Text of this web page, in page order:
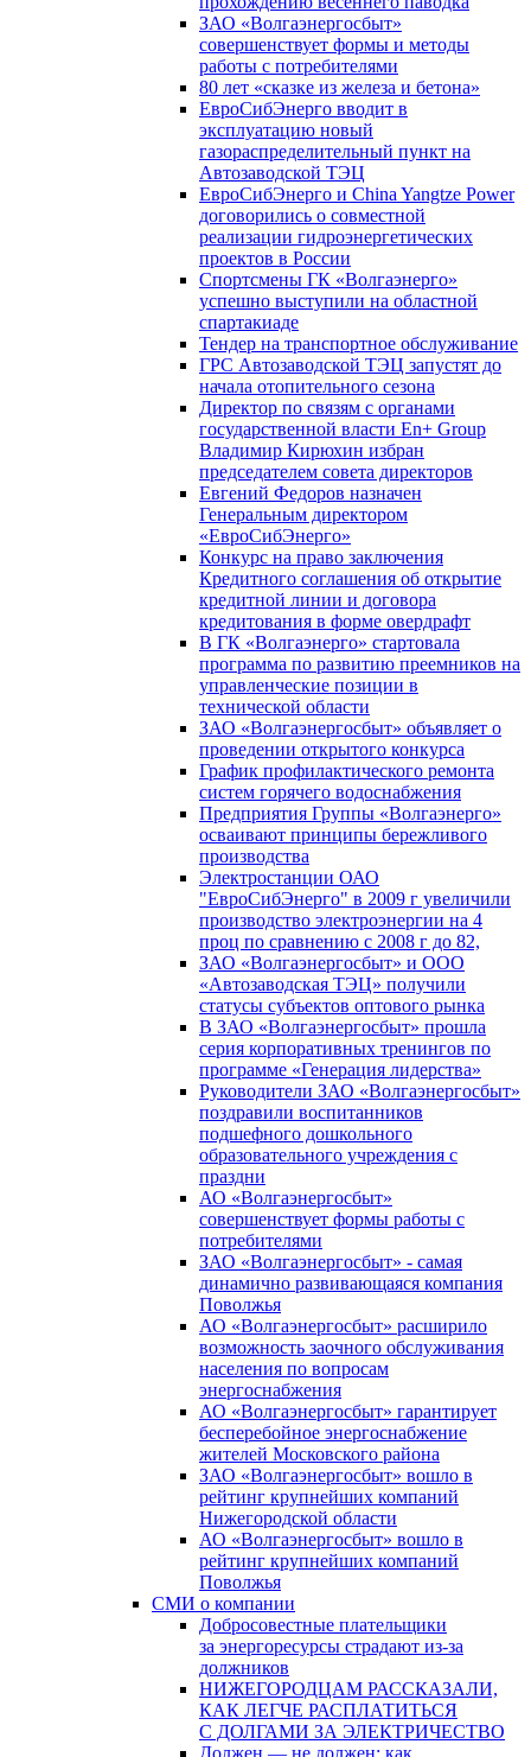
ЗАО «Волгаэнергосбыт»
совершенствует формы и методы
работы с потребителями
80 лет «сказке из железа и бетона»
ЕвроСибЭнерго вводит в
эксплуатацию новый
газораспределительный пункт на
Автозаводской ТЭЦ
ЕвроСибЭнерго и China Yangtze Power
договорились о совместной
реализации гидроэнергетических
проектов в России
Спортсмены ГК «Волгаэнерго»
успешно выступили на областной
спартакиаде
Тендер на транспортное обслуживание
ГРС Автозаводской ТЭЦ запустят до
начала отопительного сезона
Директор по связям с органами
государственной власти En+ Group
Владимир Кирюхин избран
председателем совета директоров
Евгений Федоров назначен
Генеральным директором
«ЕвроСибЭнерго»
Конкурс на право заключения
Кредитного соглашения об открытие
кредитной линии и договора
кредитования в форме овердрафт
В ГК «Волгаэнерго» стартовала
программа по развитию преемников на
управленческие позиции в
технической области
ЗАО «Волгаэнергосбыт» объявляет о
проведении открытого конкурса
График профилактического ремонта
систем горячего водоснабжения
Предприятия Группы «Волгаэнерго»
осваивают принципы бережливого
производства
Электростанции ОАО
"ЕвроСибЭнерго" в 2009 г увеличили
производство электроэнергии на 4
проц по сравнению с 2008 г до 82,
ЗАО «Волгаэнергосбыт» и ООО
«Автозаводская ТЭЦ» получили
статусы субъектов оптового рынка
В ЗАО «Волгаэнергосбыт» прошла
серия корпоративных тренингов по
программе «Генерация лидерства»
Руководители ЗАО «Волгаэнергосбыт»
поздравили воспитанников
подшефного дошкольного
образовательного учреждения с
праздни
АО «Волгаэнергосбыт»
совершенствует формы работы с
потребителями
ЗАО «Волгаэнергосбыт» - самая
динамично развивающаяся компания
Поволжья
АО «Волгаэнергосбыт» расширило
возможность заочного обслуживания
населения по вопросам
энергоснабжения
АО «Волгаэнергосбыт» гарантирует
бесперебойное энергоснабжение
жителей Московского района
ЗАО «Волгаэнергосбыт» вошло в
рейтинг крупнейших компаний
Нижегородской области
АО «Волгаэнергосбыт» вошло в
рейтинг крупнейших компаний
Поволжья
СМИ о компании
Добросовестные плательщики
за энергоресурсы страдают из-за
должников
НИЖЕГОРОДЦАМ РАССКАЗАЛИ,
КАК ЛЕГЧЕ РАСПЛАТИТЬСЯ
С ДОЛГАМИ ЗА ЭЛЕКТРИЧЕСТВО